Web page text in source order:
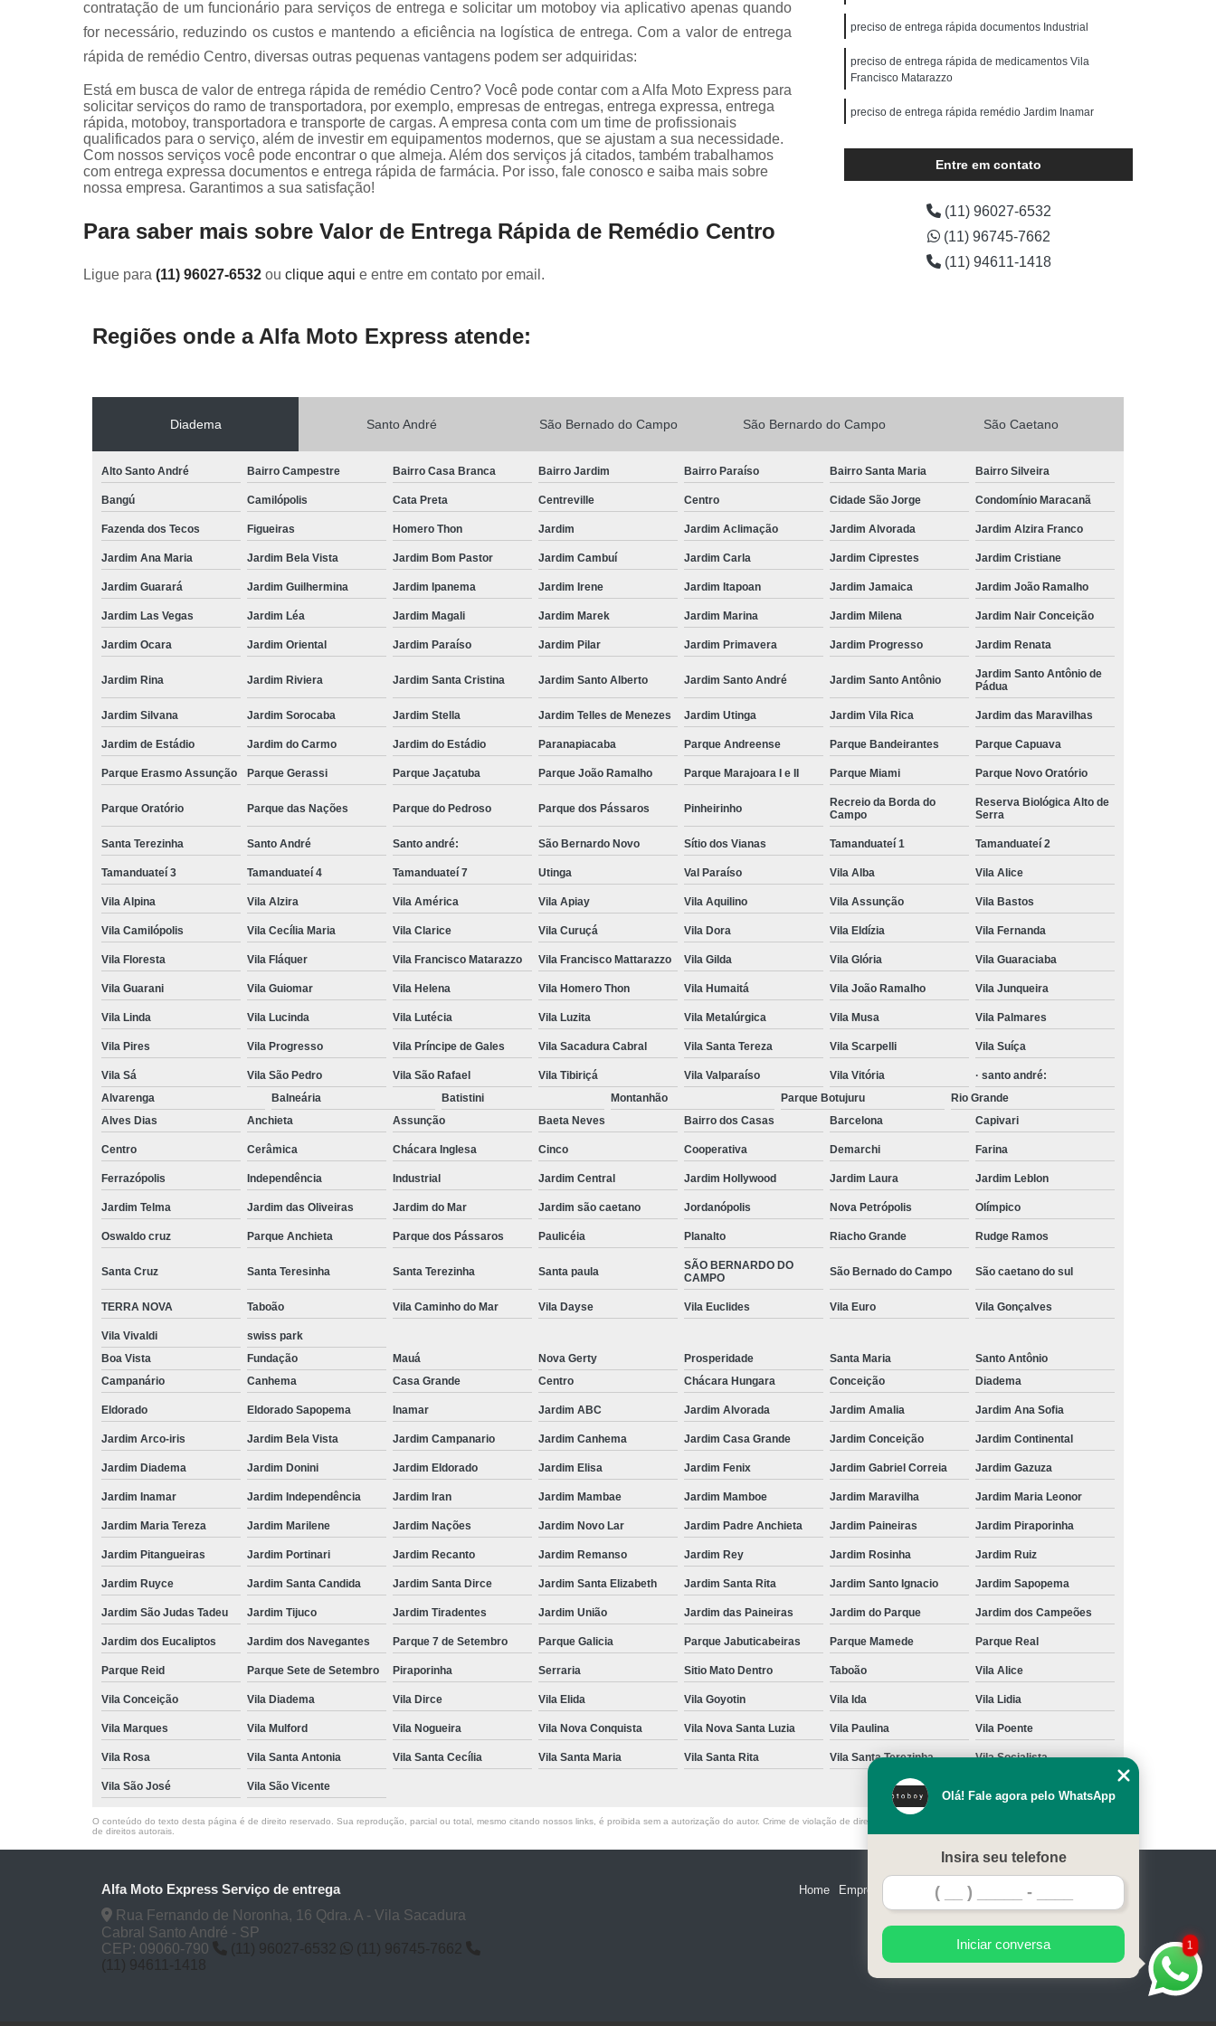
Serviço de Entrega para E-commerce
Transportadora de Documentos
Transportadora de E-commerce
Transportadora de Encomendas
Transportadora de Frete
Transportadora de Moto
Transportadora de Objetos Pequenos
Transportadora de Remédios
Transportadora para E-commerce
Transporte de Carga Compartilhada
Transporte de Carga em Motocicleta
Transporte de Carga Individual
contratação de um funcionário para serviços de entrega e solicitar um motoboy via aplicativo apenas quando
for necessário, reduzindo os custos e mantendo a eficiência na logística de entrega. Com a valor de entrega
rápida de remédio Centro, diversas outras pequenas vantagens podem ser adquiridas:
Está em busca de valor de entrega rápida de remédio Centro? Você pode contar com a Alfa Moto Express para
solicitar serviços do ramo de transportadora, por exemplo, empresas de entregas, entrega expressa, entrega
rápida, motoboy, transportadora e transporte de cargas. A empresa conta com um time de profissionais
qualificados para o serviço, além de investir em equipamentos modernos, que se ajustam a sua necessidade.
Com nossos serviços você pode encontrar o que almeja. Além dos serviços já citados, também trabalhamos
com entrega expressa documentos e entrega rápida de farmácia. Por isso, fale conosco e saiba mais sobre
nossa empresa. Garantimos a sua satisfação!
Para saber mais sobre Valor de Entrega Rápida de Remédio Centro
Ligue para (11) 96027-6532 ou clique aqui e entre em contato por email.
preciso de entrega rápida documentos Industrial
preciso de entrega rápida de medicamentos Vila
Francisco Matarazzo
preciso de entrega rápida remédio Jardim Inamar
Entre em contato
(11) 96027-6532
(11) 96745-7662
(11) 94611-1418
Regiões onde a Alfa Moto Express atende:
Diadema Santo André São Bernado do Campo São Bernardo do Campo São Caetano
Alto Santo André Bairro Campestre Bairro Casa Branca Bairro Jardim Bairro Paraíso Bairro Santa Maria Bairro Silveira
Bangú Camilópolis Cata Preta Centreville Centro Cidade São Jorge Condomínio Maracanã
Fazenda dos Tecos Figueiras Homero Thon Jardim Jardim Aclimação Jardim Alvorada Jardim Alzira Franco
Jardim Ana Maria Jardim Bela Vista Jardim Bom Pastor Jardim Cambuí Jardim Carla Jardim Ciprestes Jardim Cristiane
Jardim Guarará Jardim Guilhermina Jardim Ipanema Jardim Irene Jardim Itapoan Jardim Jamaica Jardim João Ramalho
Jardim Las Vegas Jardim Léa Jardim Magali Jardim Marek Jardim Marina Jardim Milena Jardim Nair Conceição
Jardim Ocara Jardim Oriental Jardim Paraíso Jardim Pilar Jardim Primavera Jardim Progresso Jardim Renata
Jardim Rina Jardim Riviera Jardim Santa Cristina Jardim Santo Alberto Jardim Santo André Jardim Santo Antônio
Jardim Santo Antônio de
Pádua
Jardim Silvana Jardim Sorocaba Jardim Stella Jardim Telles de Menezes Jardim Utinga Jardim Vila Rica Jardim das Maravilhas
Jardim de Estádio Jardim do Carmo Jardim do Estádio Paranapiacaba Parque Andreense Parque Bandeirantes Parque Capuava
Parque Erasmo Assunção Parque Gerassi Parque Jaçatuba Parque João Ramalho Parque Marajoara I e II Parque Miami Parque Novo Oratório
Parque Oratório Parque das Nações Parque do Pedroso Parque dos Pássaros Pinheirinho
Recreio da Borda do
Campo
Reserva Biológica Alto de
Serra
Santa Terezinha Santo André Santo andré: São Bernardo Novo Sítio dos Vianas Tamanduateí 1 Tamanduateí 2
Tamanduateí 3 Tamanduateí 4 Tamanduateí 7 Utinga Val Paraíso Vila Alba Vila Alice
Vila Alpina Vila Alzira Vila América Vila Apiay Vila Aquilino Vila Assunção Vila Bastos
Vila Camilópolis Vila Cecília Maria Vila Clarice Vila Curuçá Vila Dora Vila Eldízia Vila Fernanda
Vila Floresta Vila Fláquer Vila Francisco Matarazzo Vila Francisco Mattarazzo Vila Gilda Vila Glória Vila Guaraciaba
Vila Guarani Vila Guiomar Vila Helena Vila Homero Thon Vila Humaitá Vila João Ramalho Vila Junqueira
Vila Linda Vila Lucinda Vila Lutécia Vila Luzita Vila Metalúrgica Vila Musa Vila Palmares
Vila Pires Vila Progresso Vila Príncipe de Gales Vila Sacadura Cabral Vila Santa Tereza Vila Scarpelli Vila Suíça
Vila Sá Vila São Pedro Vila São Rafael Vila Tibiriçá Vila Valparaíso Vila Vitória
· santo andré:
Alvarenga
Balneária Batistini Montanhão Parque Botujuru
Rio Grande
Alves Dias
Anchieta Assunção Baeta Neves Bairro dos Casas Barcelona Capivari
Centro Cerâmica Chácara Inglesa Cinco Cooperativa Demarchi Farina
Ferrazópolis Independência Industrial Jardim Central Jardim Hollywood Jardim Laura Jardim Leblon
Jardim Telma Jardim das Oliveiras Jardim do Mar Jardim são caetano Jordanópolis Nova Petrópolis Olímpico
Oswaldo cruz Parque Anchieta Parque dos Pássaros Paulicéia Planalto Riacho Grande Rudge Ramos
Santa Cruz Santa Teresinha Santa Terezinha Santa paula
SÃO BERNARDO DO
CAMPO
São Bernado do Campo São caetano do sul
TERRA NOVA Taboão Vila Caminho do Mar Vila Dayse Vila Euclides Vila Euro Vila Gonçalves
Vila Vivaldi
swiss park
Boa Vista
Fundação Mauá Nova Gerty Prosperidade Santa Maria
Santo Antônio
Campanário
Canhema Casa Grande Centro Chácara Hungara Conceição Diadema
Eldorado Eldorado Sapopema Inamar Jardim ABC Jardim Alvorada Jardim Amalia Jardim Ana Sofia
Jardim Arco-iris Jardim Bela Vista Jardim Campanario Jardim Canhema Jardim Casa Grande Jardim Conceição Jardim Continental
Jardim Diadema Jardim Donini Jardim Eldorado Jardim Elisa Jardim Fenix Jardim Gabriel Correia Jardim Gazuza
Jardim Inamar Jardim Independência Jardim Iran Jardim Mambae Jardim Mamboe Jardim Maravilha Jardim Maria Leonor
Jardim Maria Tereza Jardim Marilene Jardim Nações Jardim Novo Lar Jardim Padre Anchieta Jardim Paineiras Jardim Piraporinha
Jardim Pitangueiras Jardim Portinari Jardim Recanto Jardim Remanso Jardim Rey Jardim Rosinha Jardim Ruiz
Jardim Ruyce Jardim Santa Candida Jardim Santa Dirce Jardim Santa Elizabeth Jardim Santa Rita Jardim Santo Ignacio Jardim Sapopema
Jardim São Judas Tadeu Jardim Tijuco Jardim Tiradentes Jardim União Jardim das Paineiras Jardim do Parque Jardim dos Campeões
Jardim dos Eucaliptos Jardim dos Navegantes Parque 7 de Setembro Parque Galicia Parque Jabuticabeiras Parque Mamede Parque Real
Parque Reid Parque Sete de Setembro Piraporinha Serraria Sitio Mato Dentro Taboão Vila Alice
Vila Conceição Vila Diadema Vila Dirce Vila Elida Vila Goyotin Vila Ida Vila Lidia
Vila Marques Vila Mulford Vila Nogueira Vila Nova Conquista Vila Nova Santa Luzia Vila Paulina Vila Poente
Vila Rosa Vila Santa Antonia Vila Santa Cecília Vila Santa Maria Vila Santa Rita Vila Santa Terezinha Vila Socialista
Vila São José Vila São Vicente
O conteúdo do texto desta página é de direito reservado. Sua reprodução, parcial ou total, mesmo citando nossos links, é proibida sem a autorização do autor. Crime de violação de direito autoral – artigo 184 do Código Penal –
de direitos autorais
Alfa Moto Express Serviço de entrega
Rua Fernando de Noronha, 16 Qdra. A - Vila Sacadura
Cabral Santo André - SP
CEP: 09060-790
(11) 96027-6532
(11) 96745-7662
(11) 94611-1418
Home Empresa Serviços Contato
1
Olá! Fale agora pelo WhatsApp
Insira seu telefone
Iniciar conversa